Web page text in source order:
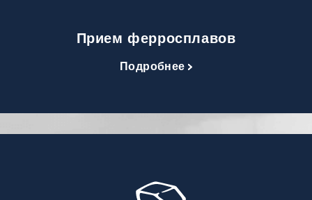
Прием ферросплавов
Подробнее